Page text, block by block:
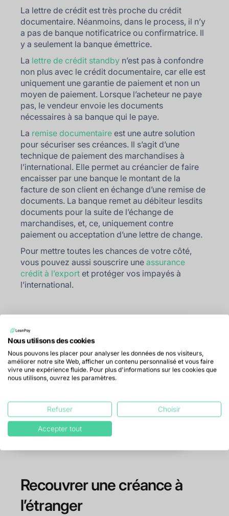
La lettre de crédit est très proche du crédit
documentaire. Néanmoins, dans le process, il n’y
a pas de banque notificatrice ou confirmatrice. Il
y a seulement la banque émettrice.
La lettre de crédit standby n’est pas à confondre
non plus avec le crédit documentaire, car elle est
uniquement une garantie de paiement et non un
moyen de paiement. Lorsque l’acheteur ne paye
pas, le vendeur envoie les documents
nécessaires à sa banque qui le paye.
La remise documentaire est une autre solution
pour sécuriser ses créances. Il s’agit d’une
technique de paiement des marchandises à
l’international. Elle permet au créancier de faire
encaisser par une banque le montant de la
facture de son client en échange d’une remise de
documents. La banque remet au débiteur lesdits
documents pour la suite de l’échange de
marchandises, et, ce, uniquement contre
paiement ou acceptation d’une lettre de change.
Pour mettre toutes les chances de votre côté,
vous pouvez aussi souscrire une assurance
crédit à l’export et protéger vos impayés à
l’international.
Appliquez des
limites
d'encours à vos
En savoir plus
Recouvrer une créance à
l’étranger
Nous utilisons des cookies
Nous pouvons les placer pour analyser les données de nos visiteurs,
améliorer notre site Web, afficher un contenu personnalisé et vous faire
vivre une expérience fluide. Pour plus d'informations sur les cookies que
nous utilisons, ouvrez les paramètres.
Refuser Choisir
Accepter tout